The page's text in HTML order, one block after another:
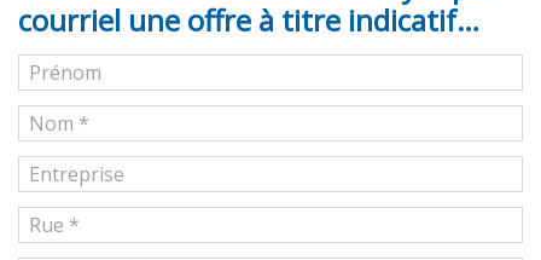
courriel une offre à titre indicatif…